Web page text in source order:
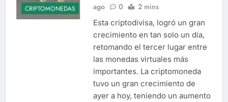
CRIPTOMONEDAS
ago
0 2 mins
Esta criptodivisa, logró un gran
crecimiento en tan solo un día,
retomando el tercer lugar entre
las monedas virtuales más
importantes. La criptomoneda
tuvo un gran crecimiento de
ayer a hoy, teniendo un aumento